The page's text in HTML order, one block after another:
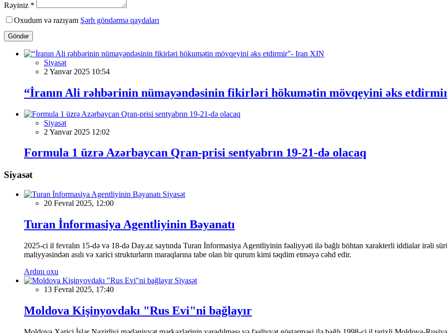
Rəyiniz *
Oxudum və razıyam Şərh göndərmə qaydaları
Göndər
Siyasət
2 Yanvar 2025 10:54
“İranın Ali rəhbərinin nümayəndəsinin fikirləri hökumətin mövqeyini əks
Siyasət
2 Yanvar 2025 12:02
Formula 1 üzrə Azərbaycan Qran-prisi sentyabrın 19-21-də olacaq
Siyasət
Siyasət
20 Fevral 2025, 12:00
Turan İnformasiya Agentliyinin Bəyanatı
2025-ci il fevralın 15-də və 18-də Day.az saytında Turan İnformasiya Agentliyinin fəaliyyəti ilə bağlı böhtan xarakterli iddialar irəli
maliyyəsindən asılı və xarici strukturların maraqlarına tabe olan bir qurum kimi təqdim etməyə cəhd edir.
Ardını oxu
Siyasət
13 Fevral 2025, 17:40
Moldova Kişinyovdakı "Rus Evi"ni bağlayır